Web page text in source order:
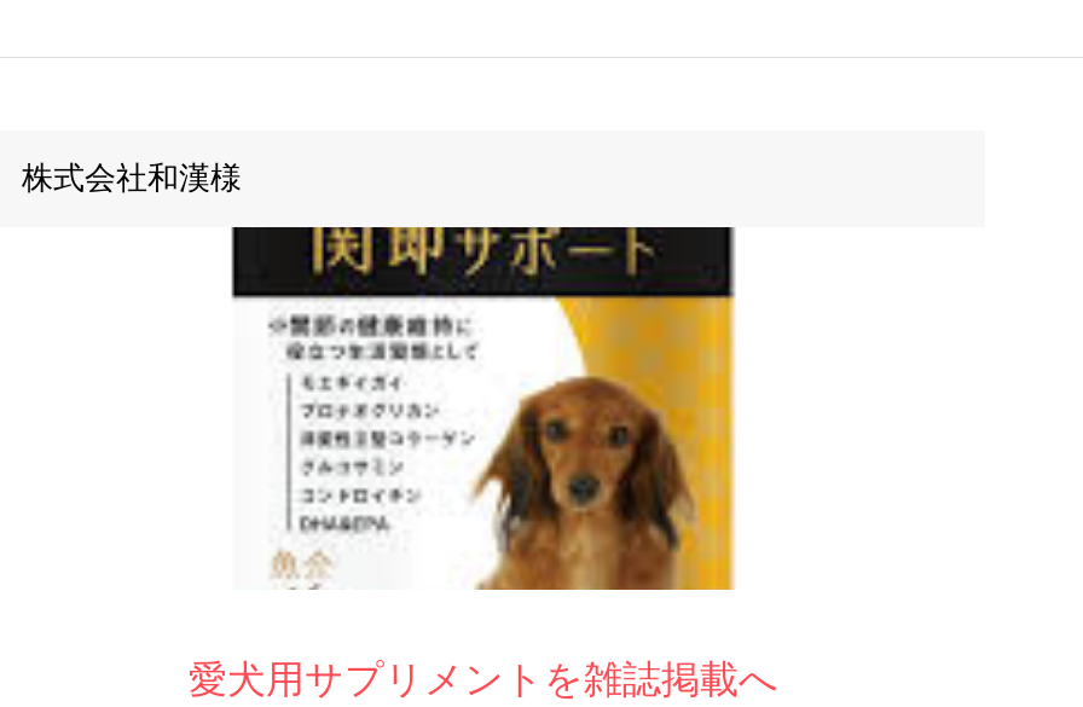
株式会社和漢様
愛犬用サプリメントを雑誌掲載へ